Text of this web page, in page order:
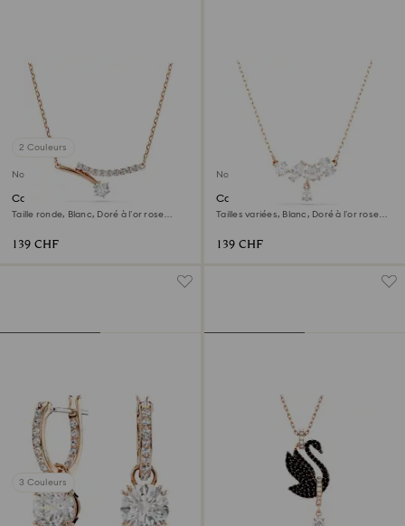
2 Couleurs
Nouveau
Collier Matrix
Taille ronde, Blanc, Doré à l’or rose
139 CHF
Nouveau
Collier Mesmera
Tailles variées, Blanc, Doré à l’or rose
139 CHF
3 Couleurs